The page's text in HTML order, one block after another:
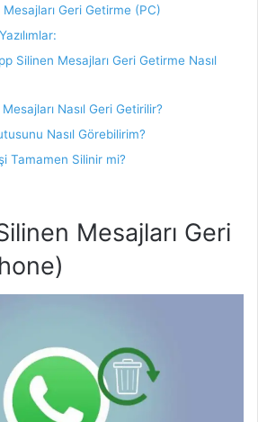
Geri Getirme (PC)
Silinen Mesajları Geri Getirme Nasıl
Nasıl Geri Getirilir?
Nasıl Görebilirim?
Tamamen Silinir mi?
Mesajları Geri